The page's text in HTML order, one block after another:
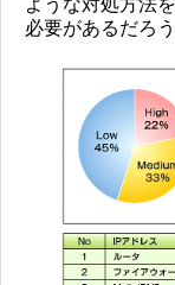
ような対処方法
必要があるだろう